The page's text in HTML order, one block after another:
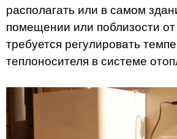
располагать или в самом
помещении или поблизости от
требуется регулировать
теплоносителя в системе